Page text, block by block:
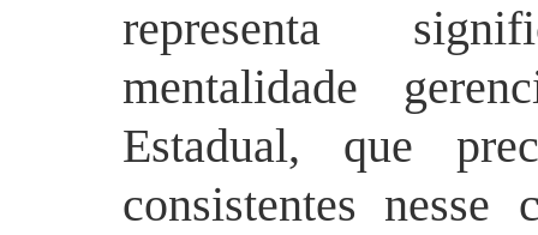
representa
mentalidade
Estadual, que
consistentes nesse